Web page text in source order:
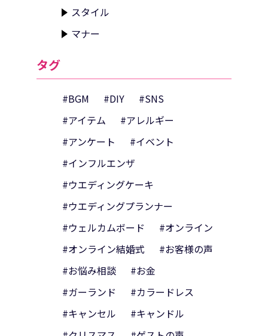
スタイル
マナー
タグ
#BGM #DIY
#SNS
#アイテム
#アレルギー
#アンケート
#イベント
#インフルエンザ
#ウエディングケーキ
#ウエディングプランナー
#ウェルカムボード
#オンライン
#オンライン結婚式
#お客様の声
#お悩み相談
#お金
#ガーランド
#カラードレス
#キャンセル
#キャンドル